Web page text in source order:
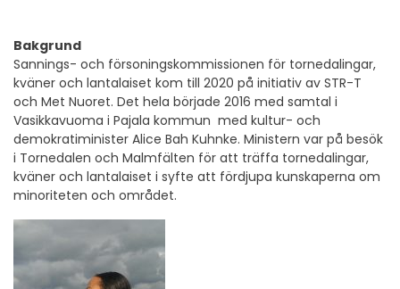
Bakgrund
Sannings- och försoningskommissionen för tornedalingar,
kväner och lantalaiset kom till 2020 på initiativ av STR-T
och Met Nuoret. Det hela började 2016 med samtal i
Vasikkavuoma i Pajala kommun med kultur- och
demokratiminister Alice Bah Kuhnke. Ministern var på besök
i Tornedalen och Malmfälten för att träffa tornedalingar,
kväner och lantalaiset i syfte att fördjupa kunskaperna om
minoriteten och området.